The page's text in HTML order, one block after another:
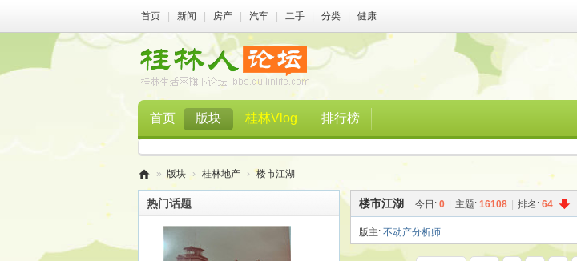
首页 新闻 房产 汽车 二手 分类 健康
首页 版块 桂林Vlog 排行榜
桂
林
» 版块 › 桂林地产 › 楼市江湖
热门话题 楼市江湖 今日: 0 主题: 16108 排名: 64
版主: 不动产分析师